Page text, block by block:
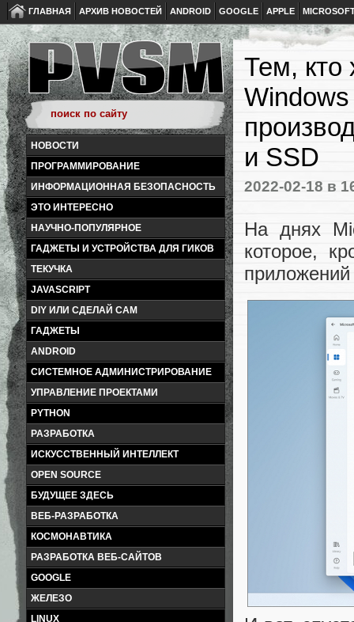
ГЛАВНАЯ АРХИВ НОВОСТЕЙ ANDROID GOOGLE APPLE
НОВОСТИ
ПРОГРАММИРОВАНИЕ
ИНФОРМАЦИОННАЯ БЕЗОПАСНОСТЬ
ЭТО ИНТЕРЕСНО
НАУЧНО-ПОПУЛЯРНОЕ
ГАДЖЕТЫ И УСТРОЙСТВА ДЛЯ ГИКОВ
ТЕКУЧКА
JAVASCRIPT
DIY ИЛИ СДЕЛАЙ САМ
ГАДЖЕТЫ
ANDROID
СИСТЕМНОЕ АДМИНИСТРИРОВАНИЕ
УПРАВЛЕНИЕ ПРОЕКТАМИ
PYTHON
РАЗРАБОТКА
ИСКУССТВЕННЫЙ ИНТЕЛЛЕКТ
OPEN SOURCE
БУДУЩЕЕ ЗДЕСЬ
ВЕБ-РАЗРАБОТКА
КОСМОНАВТИКА
РАЗРАБОТКА ВЕБ-САЙТОВ
GOOGLE
ЖЕЛЕЗО
LINUX
Тем, кто
Windows
и SSD
2022-02-18 в
На днях
которое,